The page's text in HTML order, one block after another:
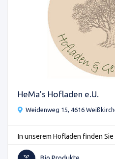
HeMa’s Hofladen e.U.
Weidenweg 15, 4616
In unserem Hofladen finden